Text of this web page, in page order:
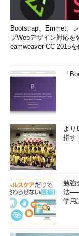
Bootstrap、Emmet、
ブWebデザイン対応を
eamweaver CC 2015を
「
より
指す
勉強
法──
学用